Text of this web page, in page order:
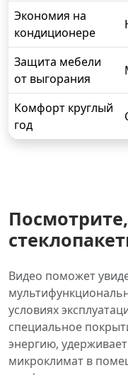
Экономия на
кондиционере
Защита мебели
от выгорания
Комфорт круглый
год
Видео поможет
условиях
специальное
энергию,
микроклимат в